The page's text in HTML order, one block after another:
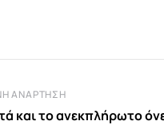
ΑΝΆΡΤΗΣΗ
και το ανεκπλήρωτο